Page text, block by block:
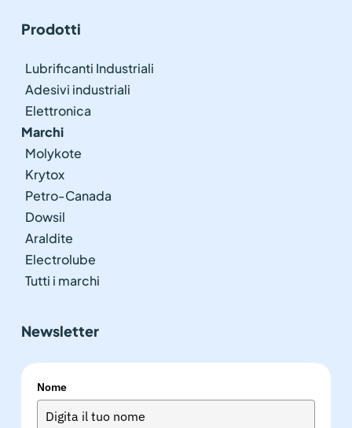
Prodotti
Lubrificanti Industriali
Adesivi industriali
Elettronica
Marchi
Molykote
Krytox
Petro-Canada
Dowsil
Araldite
Electrolube
Tutti i marchi
Newsletter
Nome